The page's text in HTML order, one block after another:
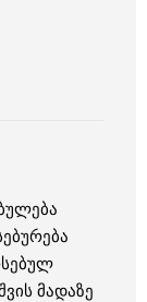
მადაზე